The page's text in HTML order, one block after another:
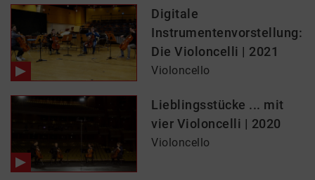
Digitale
Instrumentenvorstellung:
Die Violoncelli | 2021
Violoncello
Lieblingsstücke ... mit
vier Violoncelli | 2020
Violoncello